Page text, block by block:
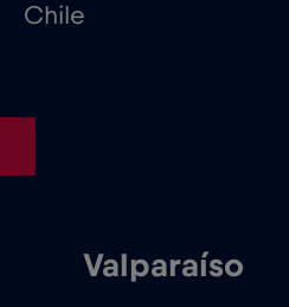
Chile
Valparaíso